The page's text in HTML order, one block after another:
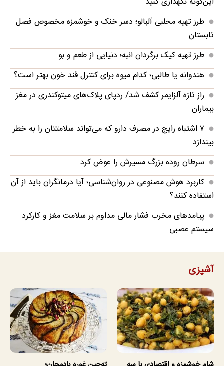
طرز تهیه محلبی آلبالو؛ دسر خنک و خوشمزه مخصوص فصل
تابستان
طرز تهیه کیک برگردان انبه؛ دنیایی از طعم و بو
هندوانه یا طالبی؛ کدام‌ میوه برای کنترل قند خون بهتر است؟
راز تازه آلزایمر کشف شد/ ردپای پلاک‌های میتوکندری در مغز
بیماران
۷ اشتباه رایج در مصرف دارو که می‌تواند سلامتتان را به خطر
بیندازد
سرطان روده بزرگ مسیرش را عوض کرد
کاربرد هوش مصنوعی در روان‌شناسی؛ آیا درمانگران باید از آن
استفاده کنند؟
پیامدهای مخرب فشار مالی مداوم بر سلامت مغز و کارکرد
سیستم عصبی
آشپزی